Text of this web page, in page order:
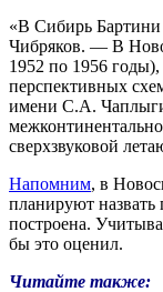
«В Сибирь
Чибряков. — В
1952 по 1956
перспективных
имени С.А.
сверхзвуковой
Напомним, в
планируют назвать
построена.
бы это оценил.
Читайте также: